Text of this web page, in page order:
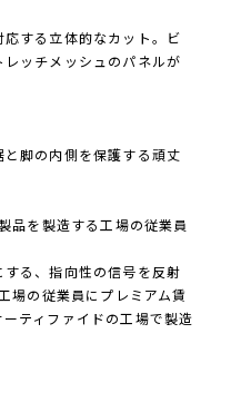
する立体的なカット。ビ
ッチメッシュのパネルが
脚の内側を保護する頑丈
品を製造する工場の従業員
る、指向性の信号を反射
場の従業員にプレミアム賃
ティファイドの工場で製造